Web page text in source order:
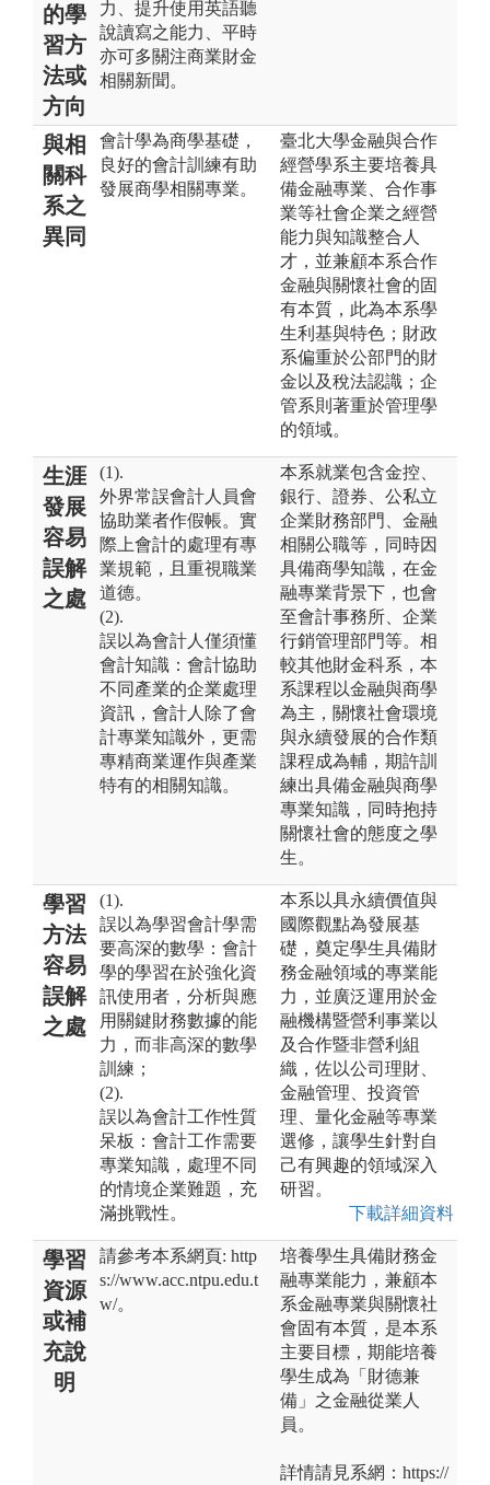
的學
習方
法或
方向
力、提升使用英語聽
說讀寫之能力、平時
亦可多關注商業財金
相關新聞。
與相
關科
系之
異同
會計學為商學基礎，
良好的會計訓練有助
發展商學相關專業。
臺北大學金融與合作
經營學系主要培養具
備金融專業、合作事
業等社會企業之經營
能力與知識整合人
才，並兼顧本系合作
金融與關懷社會的固
有本質，此為本系學
生利基與特色；財政
系偏重於公部門的財
金以及稅法認識；企
管系則著重於管理學
的領域。
生涯
發展
容易
誤解
之處
(1).
外界常誤會計人員會
協助業者作假帳。實
際上會計的處理有專
業規範，且重視職業
道德。
(2).
誤以為會計人僅須懂
會計知識：會計協助
不同產業的企業處理
資訊，會計人除了會
計專業知識外，更需
專精商業運作與產業
特有的相關知識。
本系就業包含金控、
銀行、證券、公私立
企業財務部門、金融
相關公職等，同時因
具備商學知識，在金
融專業背景下，也會
至會計事務所、企業
行銷管理部門等。相
較其他財金科系，本
系課程以金融與商學
為主，關懷社會環境
與永續發展的合作類
課程成為輔，期許訓
練出具備金融與商學
專業知識，同時抱持
關懷社會的態度之學
生。
學習
方法
容易
誤解
之處
(1).
誤以為學習會計學需
要高深的數學：會計
學的學習在於強化資
訊使用者，分析與應
用關鍵財務數據的能
力，而非高深的數學
訓練；
(2).
誤以為會計工作性質
呆板：會計工作需要
專業知識，處理不同
的情境企業難題，充
滿挑戰性。
本系以具永續價值與
國際觀點為發展基
礎，奠定學生具備財
務金融領域的專業能
力，並廣泛運用於金
融機構暨營利事業以
及合作暨非營利組
織，佐以公司理財、
金融管理、投資管
理、量化金融等專業
選修，讓學生針對自
己有興趣的領域深入
研習。
下載詳細資料
學習
資源
或補
充說
明
請參考本系網頁: http
s://www.acc.ntpu.edu.t
w/。
培養學生具備財務金
融專業能力，兼顧本
系金融專業與關懷社
會固有本質，是本系
主要目標，期能培養
學生成為「財德兼
備」之金融從業人
員。
詳情請見系網：https://